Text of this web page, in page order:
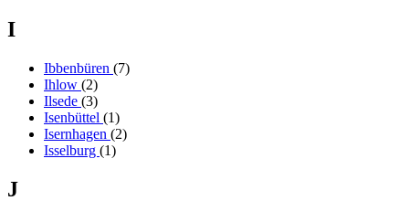
I
Ibbenbüren (7)
Ihlow (2)
Ilsede (3)
Isenbüttel (1)
Isernhagen (2)
Isselburg (1)
J